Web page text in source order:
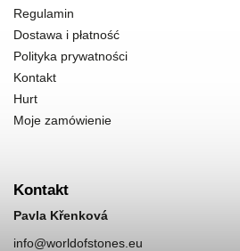
Regulamin
Dostawa i płatność
Polityka prywatności
Kontakt
Hurt
Moje zamówienie
Kontakt
Pavla Křenková
info@worldofstones.eu